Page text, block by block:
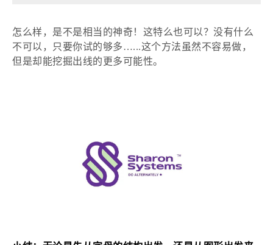
怎么样，是不是相当的神奇！这特么也可以？没有什么
不可以，只要你试的够多…...这个方法虽然不容易做，
但是却能挖掘出线的更多可能性。